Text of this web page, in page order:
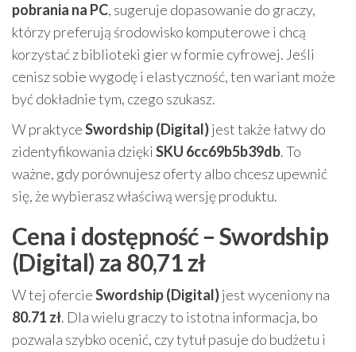
pobrania na PC, sugeruje dopasowanie do graczy,
którzy preferują środowisko komputerowe i chcą
korzystać z biblioteki gier w formie cyfrowej. Jeśli
cenisz sobie wygodę i elastyczność, ten wariant może
być dokładnie tym, czego szukasz.
W praktyceSwordship (Digital)jest także łatwy do
zidentyfikowania dzięki SKU 6cc69b5b39db. To
ważne, gdy porównujesz oferty albo chcesz upewnić
się, że wybierasz właściwą wersję produktu.
Cena i dostępność – Swordship
(Digital) za 80,71 zł
W tej ofercieSwordship (Digital)jest wyceniony na
80.71 zł. Dla wielu graczy to istotna informacja, bo
pozwala szybko ocenić, czy tytuł pasuje do budżetu i